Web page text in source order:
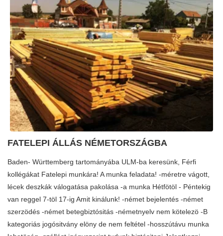
FATELEPI ÁLLÁS NÉMETORSZÁGBA
Baden- Württemberg tartományába ULM-ba keresünk, Férfi
kollégákat Fatelepi munkára! A munka feladata! -méretre vágott,
lécek deszkák válogatása pakolása -a munka Hétfötöl - Péntekig
van reggel 7-töl 17-ig Amit kinálunk! -német bejelentés -német
szerzödés -német betegbiztósitás -németnyelv nem kötelezö -B
kategoriás jogósitvány elöny de nem feltétel -hosszútávu munka